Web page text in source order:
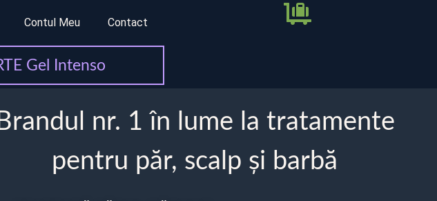
Contul Meu Contact
Gel Intenso
Brandul nr. 1 în lume la tratamente
pentru păr, scalp și barbă